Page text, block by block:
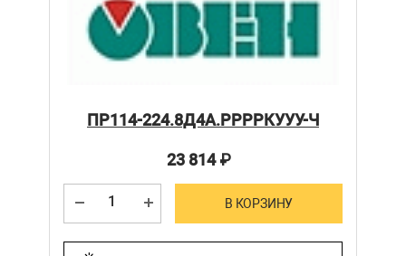
ПР114-224.8Д4А.РРРРКУУУ-Ч
23 814₽
В КОРЗИНУ